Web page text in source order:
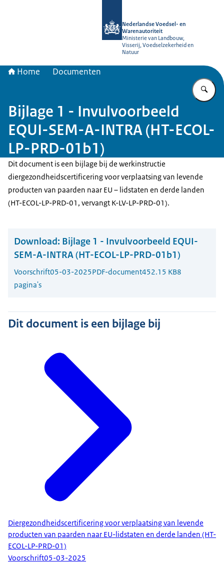
Nederlandse Voedsel- en
Warenautoriteit
Ministerie van Landbouw,
Visserij, Voedselzekerheid en
Natuur
Home Documenten
Bijlage 1 - Invulvoorbeeld
EQUI-SEM-A-INTRA (HT-ECOL-
LP-PRD-01b1)
Dit document is een bijlage bij de werkinstructie
diergezondheidscertificering voor verplaatsing van levende
producten van paarden naar EU – lidstaten en derde landen
(HT-ECOL-LP-PRD-01, vervangt K-LV-LP-PRD-01).
Download: Bijlage 1 - Invulvoorbeeld EQUI-
SEM-A-INTRA (HT-ECOL-LP-PRD-01b1)
Voorschrift05-03-2025PDF-document452.15 KB8
pagina's
Dit document is een bijlage bij
Diergezondheidscertificering voor verplaatsing van levende
producten van paarden naar EU-lidstaten en derde landen (HT-
ECOL-LP-PRD-01)
Voorschrift05-03-2025